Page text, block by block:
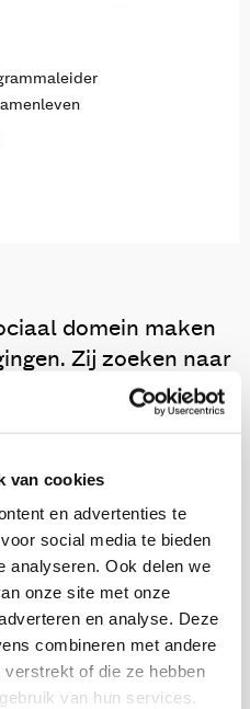
van cookies
en advertenties te
social media te bieden
analyseren. Ook delen we
onze site met onze
en analyse. Deze
combineren met andere
of die ze hebben
van hun services.
domein maken
Zij zoeken naar
binnen de
regels en het
dat zij
ook de kosten van
meegewogen worden
wordt. Maar in
lastig
de kosten van